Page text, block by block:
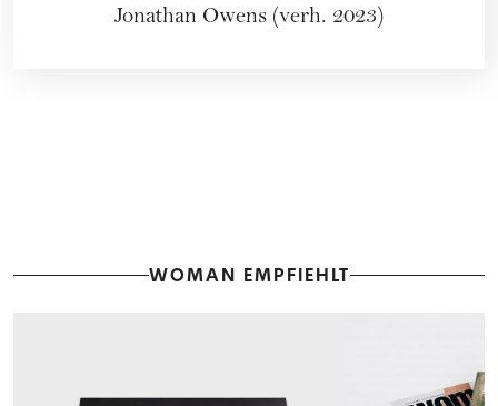
Jonathan Owens (verh. 2023)
WOMAN EMPFIEHLT